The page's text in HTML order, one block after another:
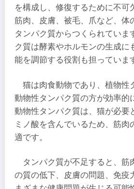
を構成し、修復するために不可
筋肉、皮膚、被毛、爪など、体
タンパク質からつくられていま
ク質は酵素やホルモンの生成に
能を調節する役割も担っていま
猫は肉食動物であり、植物性
動物性タンパク質の方が効率的
動物性タンパク質は、猫が必要
ミノ酸を含んでいるため、筋肉
適です。
タンパク質が不足すると、筋
の質の低下、皮膚の問題、免疫